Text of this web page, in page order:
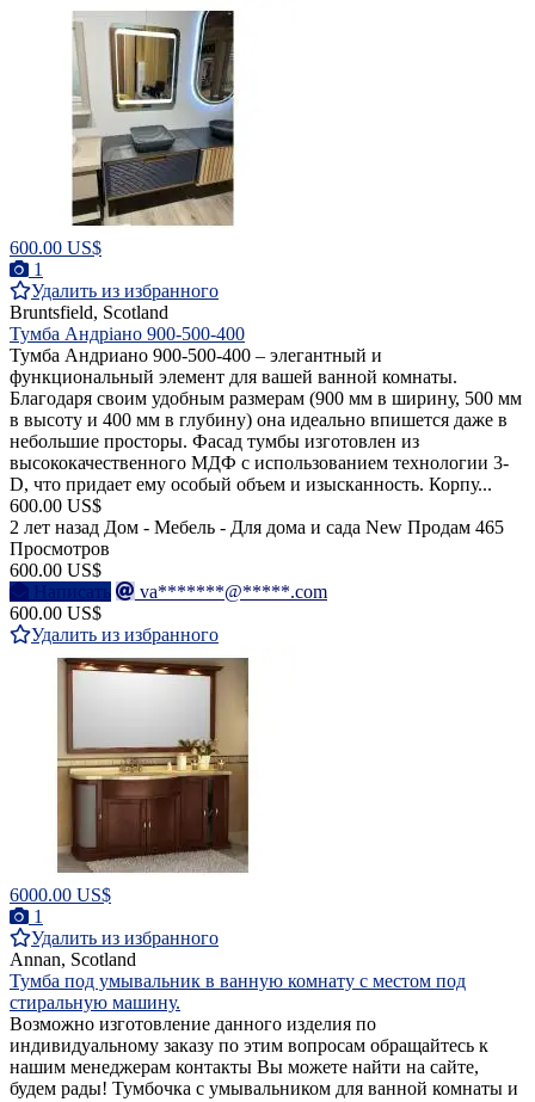
600.00 US$
1
Удалить из избранного
Bruntsfield, Scotland
Тумба Андріано 900-500-400
Тумба Андриано 900-500-400 – элегантный и
функциональный элемент для вашей ванной комнаты.
Благодаря своим удобным размерам (900 мм в ширину, 500 мм
в высоту и 400 мм в глубину) она идеально впишется даже в
небольшие просторы. Фасад тумбы изготовлен из
высококачественного МДФ с использованием технологии 3-
D, что придает ему особый объем и изысканность. Корпу...
600.00 US$
2 лет назад Дом - Мебель - Для дома и сада New Продам 465
Просмотров
600.00 US$
Написать
va*******@*****.com
600.00 US$
Удалить из избранного
6000.00 US$
1
Удалить из избранного
Annan, Scotland
Тумба под умывальник в ванную комнату с местом под
стиральную машину.
Возможно изготовление данного изделия по
индивидуальному заказу по этим вопросам обращайтесь к
нашим менеджерам контакты Вы можете найти на сайте,
будем рады! Тумбочка с умывальником для ванной комнаты и